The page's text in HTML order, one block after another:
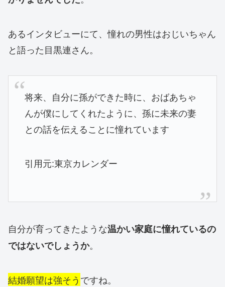
あるインタビューにて、憧れの男性はおじいちゃん
と語った目黒連さん。
将来、自分に孫ができた時に、おばあちゃ
んが僕にしてくれたように、孫に未来の妻
との話を伝えることに憧れています
引用元:東京カレンダー
自分が育ってきたような温かい家庭に憧れているの
ではないでしょうか。
結婚願望は強そうですね。